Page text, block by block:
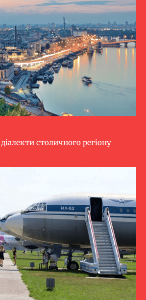
столичного регіону